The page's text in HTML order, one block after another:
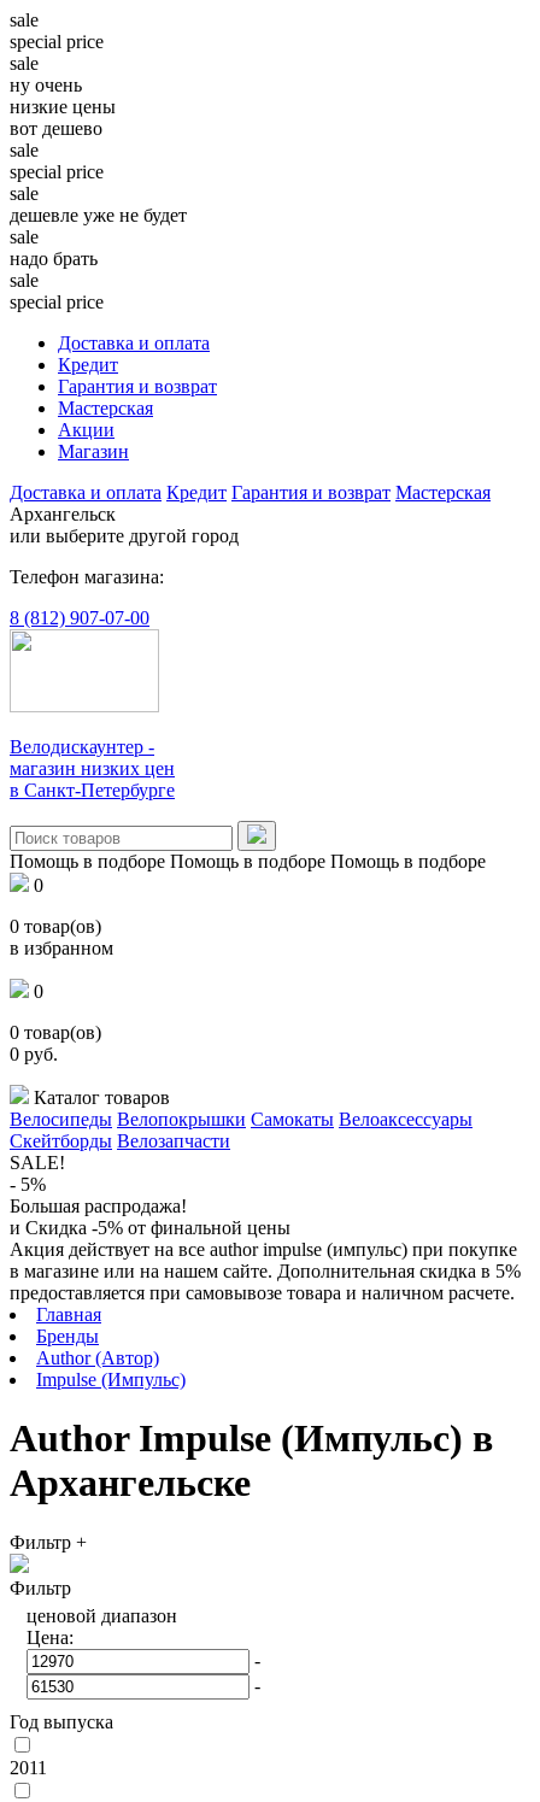
sale
special price
sale
ну очень
низкие цены
вот дешево
sale
special price
sale
дешевле уже не будет
sale
надо брать
sale
special price
Доставка и оплата
Кредит
Гарантия и возврат
Мастерская
Акции
Магазин
Доставка и оплата Кредит Гарантия и возврат Мастерская
Архангельск
или выберите другой город
Телефон магазина:
8 (812) 907-07-00
Велодискаунтер -
магазин низких цен
в Санкт-Петербурге
Помощь в подборе Помощь в подборе Помощь в подборе
0
0 товар(ов)
в избранном
0
0 товар(ов)
0 руб.
Каталог товаров
Велосипеды Велопокрышки Самокаты Велоаксессуары
Скейтборды Велозапчасти
SALE!
- 5%
Большая распродажа!
и Скидка -5% от финальной цены
Акция действует на все author impulse (импульс) при покупке
в магазине или на нашем сайте. Дополнительная скидка в 5%
предоставляется при самовывозе товара и наличном расчете.
Главная
Бренды
Author (Автор)
Impulse (Импульс)
Author Impulse (Импульс) в
Архангельске
Фильтр +
Фильтр
ценовой диапазон
Цена:
-
-
Год выпуска
2011